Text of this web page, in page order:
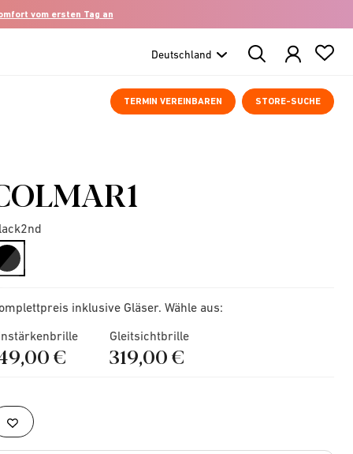
vom ersten Tag an
Search
Products
TERMIN VEREINBAREN STORE-SUCHE
selected
inklusive Gläser. Wähle aus:
€
Gleitsichtbrille
319,00 €